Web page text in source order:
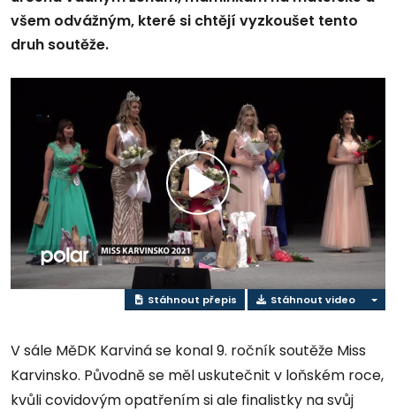
všem odvážným, které si chtějí vyzkoušet tento
druh soutěže.
Přehrát
video
Stáhnout přepis Stáhnout video
V sále MěDK Karviná se konal 9. ročník soutěže Miss
Karvinsko. Původně se měl uskutečnit v loňském roce,
kvůli covidovým opatřením si ale finalistky na svůj